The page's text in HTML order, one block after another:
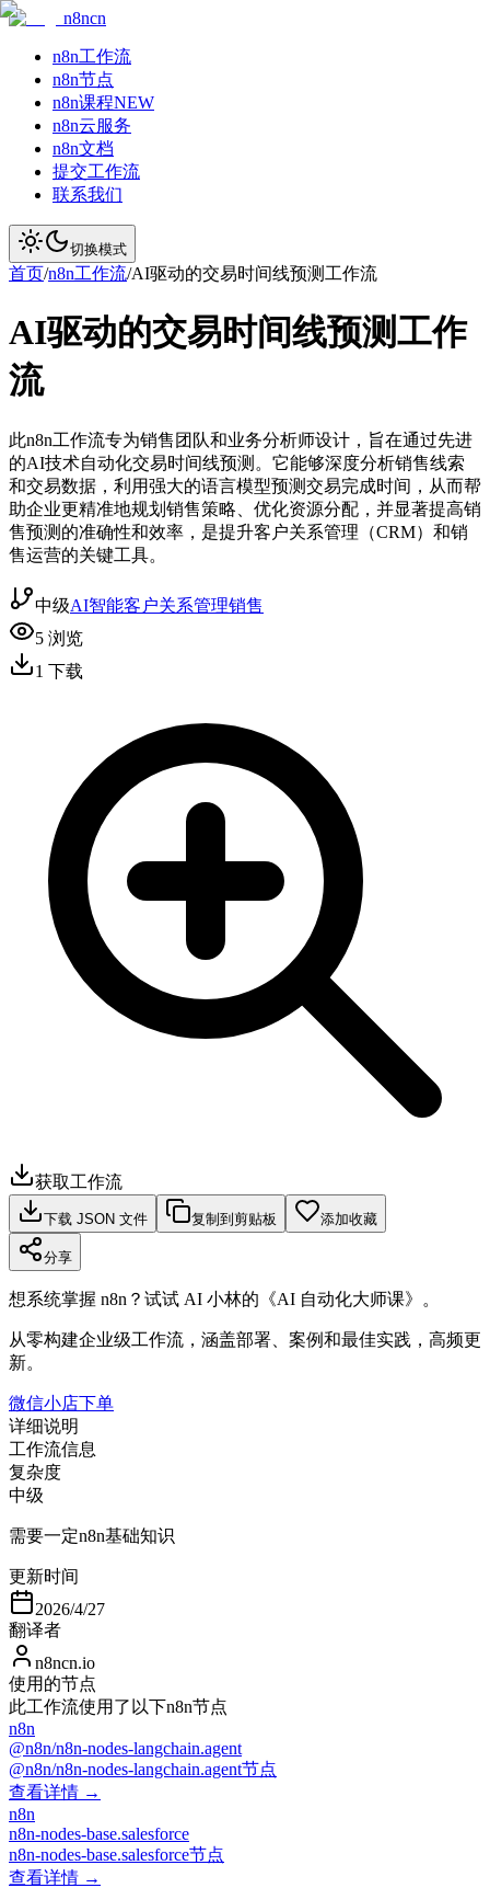
n8ncn
n8n工作流
n8n节点
n8n课程NEW
n8n云服务
n8n文档
提交工作流
联系我们
切换模式
首页/n8n工作流/AI驱动的交易时间线预测工作流
AI驱动的交易时间线预测工作
流
此n8n工作流专为销售团队和业务分析师设计，旨在通过先进
的AI技术自动化交易时间线预测。它能够深度分析销售线索
和交易数据，利用强大的语言模型预测交易完成时间，从而帮
助企业更精准地规划销售策略、优化资源分配，并显著提高销
售预测的准确性和效率，是提升客户关系管理（CRM）和销
售运营的关键工具。
中级AI智能客户关系管理销售
5 浏览
1 下载
获取工作流
下载 JSON 文件 复制到剪贴板 添加收藏
分享
想系统掌握 n8n？试试 AI 小林的《AI 自动化大师课》。
从零构建企业级工作流，涵盖部署、案例和最佳实践，高频更
新。
微信小店下单
详细说明
工作流信息
复杂度
中级
需要一定n8n基础知识
更新时间
2026/4/27
翻译者
n8ncn.io
使用的节点
此工作流使用了以下n8n节点
n8n
@n8n/n8n-nodes-langchain.agent
@n8n/n8n-nodes-langchain.agent节点
查看详情 →
n8n
n8n-nodes-base.salesforce
n8n-nodes-base.salesforce节点
查看详情 →